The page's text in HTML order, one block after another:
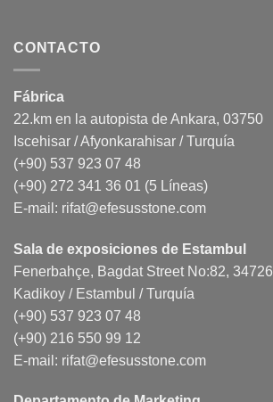
CONTACTO
Fábrica
22.km en la autopista de Ankara, 03750
Iscehisar / Afyonkarahisar / Turquía
(+90) 537 923 07 48
(+90) 272 341 36 01 (5 Líneas)
E-mail: rifat@efesusstone.com
Sala de exposiciones de Estambul
Fenerbahçe, Bagdat Street No:82, 34726
Kadikoy / Estambul / Turquía
(+90) 537 923 07 48
(+90) 216 550 99 12
E-mail: rifat@efesusstone.com